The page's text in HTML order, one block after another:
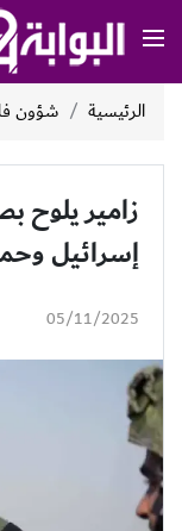
الرئيسية شؤون
زامير يلوح
إسرائيل
05/11/2025